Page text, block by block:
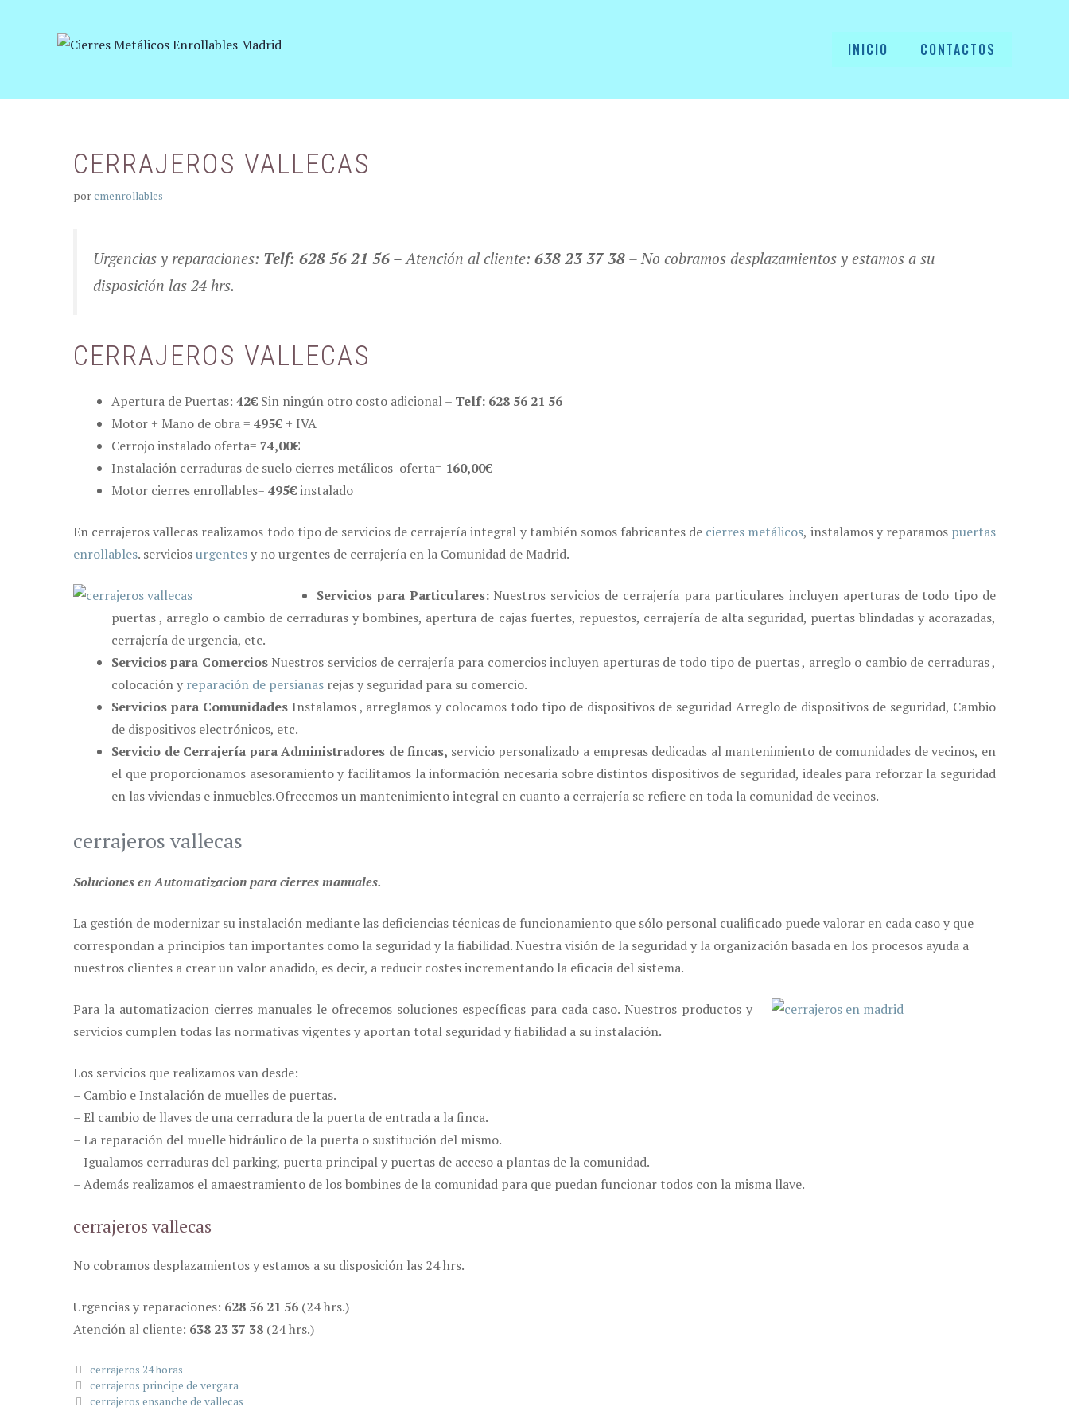
INICIO CONTACTOS
CERRAJEROS VALLECAS
porcmenrollables
Urgencias y reparaciones: Telf: 628 56 21 56 – Atención al cliente: 638 23 37 38 – No cobramos desplazamientos y estamos a su
disposición las 24 hrs.
CERRAJEROS VALLECAS
Apertura de Puertas: 42€ Sin ningún otro costo adicional – Telf: 628 56 21 56
Motor + Mano de obra = 495€ + IVA
Cerrojo instalado oferta= 74,00€
Instalación cerraduras de suelo cierres metálicos oferta= 160,00€
Motor cierres enrollables= 495€instalado
En cerrajeros vallecas realizamos todo tipo de servicios de cerrajería integral y también somos fabricantes de cierres metálicos, instalamos y reparamos puertas
enrollables. serviciosurgentesy no urgentes de cerrajería en la Comunidad de Madrid.
Servicios para Particulares:Nuestros servicios de cerrajería para particulares incluyen aperturas de todo tipo de
puertas , arreglo o cambio de cerraduras y bombines, apertura de cajas fuertes, repuestos, cerrajería de alta seguridad, puertas blindadas y acorazadas,
cerrajería de urgencia, etc.
Servicios para ComerciosNuestros servicios de cerrajería para comercios incluyen aperturas de todo tipo de puertas , arreglo o cambio de cerraduras ,
colocación y reparación de persianas rejas y seguridad para su comercio.
Servicios para ComunidadesInstalamos , arreglamos y colocamos todo tipo de dispositivos de seguridad Arreglo de dispositivos de seguridad, Cambio
de dispositivos electrónicos, etc.
Servicio de Cerrajería para Administradores de fincas, servicio personalizado a empresas dedicadas al mantenimiento de comunidades de vecinos, en
el que proporcionamos asesoramiento y facilitamos la información necesaria sobre distintos dispositivos de seguridad, ideales para reforzar la seguridad
en las viviendas e inmuebles.Ofrecemos un mantenimiento integral en cuanto a cerrajería se refiere en toda la comunidad de vecinos.
cerrajeros vallecas
Soluciones en Automatizacion para cierres manuales.
La gestión de modernizar su instalación mediante las deficiencias técnicas de funcionamiento que sólo personal cualificado puede valorar en cada caso y que
correspondan a principios tan importantes como la seguridad y la fiabilidad. Nuestra visión de la seguridad y la organización basada en los procesos ayuda a
nuestros clientes a crear un valor añadido, es decir, a reducir costes incrementando la eficacia del sistema.
Para la automatizacion cierres manuales le ofrecemos soluciones específicas para cada caso. Nuestros productos y
servicios cumplen todas las normativas vigentes y aportan total seguridad y fiabilidad a su instalación.
Los servicios que realizamos van desde:
– Cambio e Instalación de muelles de puertas.
– El cambio de llaves de una cerradura de la puerta de entrada a la finca.
– La reparación del muelle hidráulico de la puerta o sustitución del mismo.
– Igualamos cerraduras del parking, puerta principal y puertas de acceso a plantas de la comunidad.
– Además realizamos el amaestramiento de los bombines de la comunidad para que puedan funcionar todos con la misma llave.
cerrajeros vallecas
No cobramos desplazamientos y estamos a su disposición las 24 hrs.
Urgencias y reparaciones: 628 56 21 56 (24 hrs.)
Atención al cliente: 638 23 37 38 (24 hrs.)
Categorías
cerrajeros 24 horas
cerrajeros principe de vergara
cerrajeros ensanche de vallecas